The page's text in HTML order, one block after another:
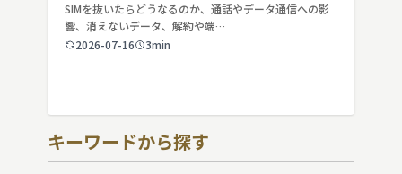
SIMを抜いたらどうなるのか、通話やデータ通信への影
響、消えないデータ、解約や端…
2026-07-16
3min
キーワードから探す